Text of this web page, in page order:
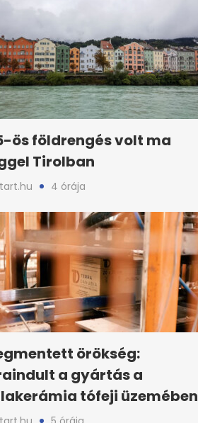
ös földrengés volt ma
Tirolban
4 órája
örökség:
a gyártás a
tófeji üzemében